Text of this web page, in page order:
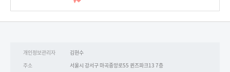
개인정보관리자
김현수
주소
서울시 강서구 마곡중앙로55 퀸즈파크13 7층